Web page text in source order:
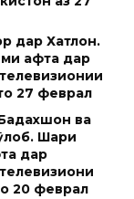
дар Хатлон.
ҳафта дар
27 феврал
ва
Шарҳи
дар
20 феврал